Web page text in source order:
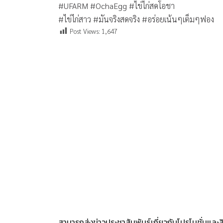
#UFARM #OchaEgg #ไข่ไก่สดโอชา
#ไข่ไก่สาว #มันจริงสดจริง #อร่อยเน้นๆเต็มๆฟอง
Post Views: 1,647